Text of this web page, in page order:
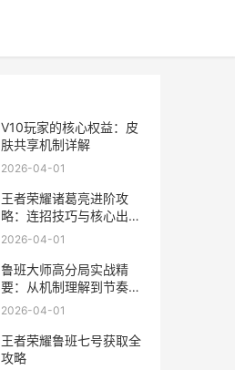
V10玩家的核心权益：皮
肤共享机制详解
2026-04-01
王者荣耀诸葛亮进阶攻
略：连招技巧与核心出装
解析
2026-04-01
鲁班大师高分局实战精
要：从机制理解到节奏掌
控
2026-04-01
王者荣耀鲁班七号获取全
攻略